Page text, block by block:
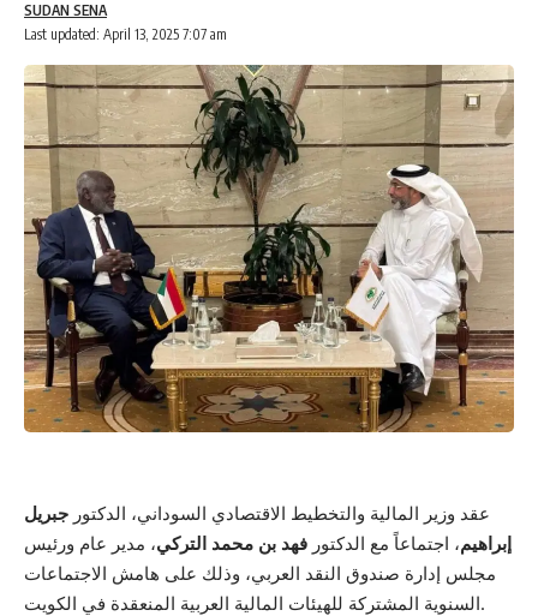
Last updated: April 13, 2025 7:07 am
SUDAN SENA
عقد وزير المالية والتخطيط الاقتصادي السوداني، الدكتور جبريل
إبراهيم، اجتماعاً مع الدكتور فهد بن محمد التركي، مدير عام ورئيس
مجلس إدارة صندوق النقد العربي، وذلك على هامش الاجتماعات
السنوية المشتركة للهيئات المالية العربية المنعقدة في الكويت.